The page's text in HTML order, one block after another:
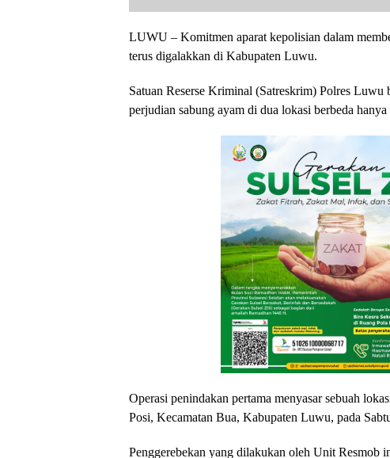
LUWU – Komitmen aparat kepolisian dalam
terus digalakkan di Kabupaten Luwu.
Satuan Reserse Kriminal (Satreskrim) Polres Luwu
perjudian sabung ayam di dua lokasi berbeda
Operasi penindakan pertama menyasar sebuah
Posi, Kecamatan Bua, Kabupaten Luwu, pada
Penggerebekan yang dilakukan oleh Unit Resmob